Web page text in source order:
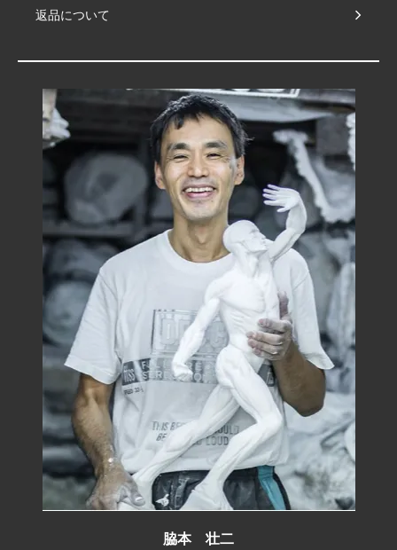
返品について
脇本 壮二